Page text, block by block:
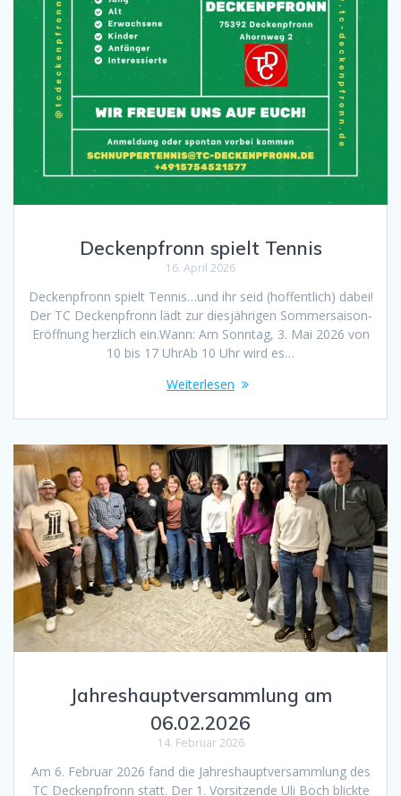
Deckenpfronn spielt Tennis
16. April 2026
Deckenpfronn spielt Tennis…und ihr seid (hoffentlich) dabei!
Der TC Deckenpfronn lädt zur diesjährigen Sommersaison-
Eröffnung herzlich ein.Wann: Am Sonntag, 3. Mai 2026 von
10 bis 17 UhrAb 10 Uhr wird es…
Weiterlesen
Jahreshauptversammlung am
06.02.2026
14. Februar 2026
Am 6. Februar 2026 fand die Jahreshauptversammlung des
TC Deckenpfronn statt. Der 1. Vorsitzende Uli Boch blickte